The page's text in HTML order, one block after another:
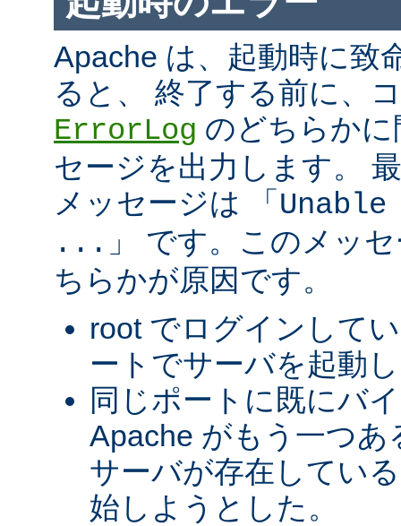
Apache は、起動時に致
ると、 終了する前に、
ErrorLog のどちらか
セージを出力します。
メッセージは 「
... 」 です。このメッ
ちらかが原因です。
root でログインして
ートでサーバを起動
同じポートに既にバ
Apache がもう一つ
サーバが存在してい
始しようとした。